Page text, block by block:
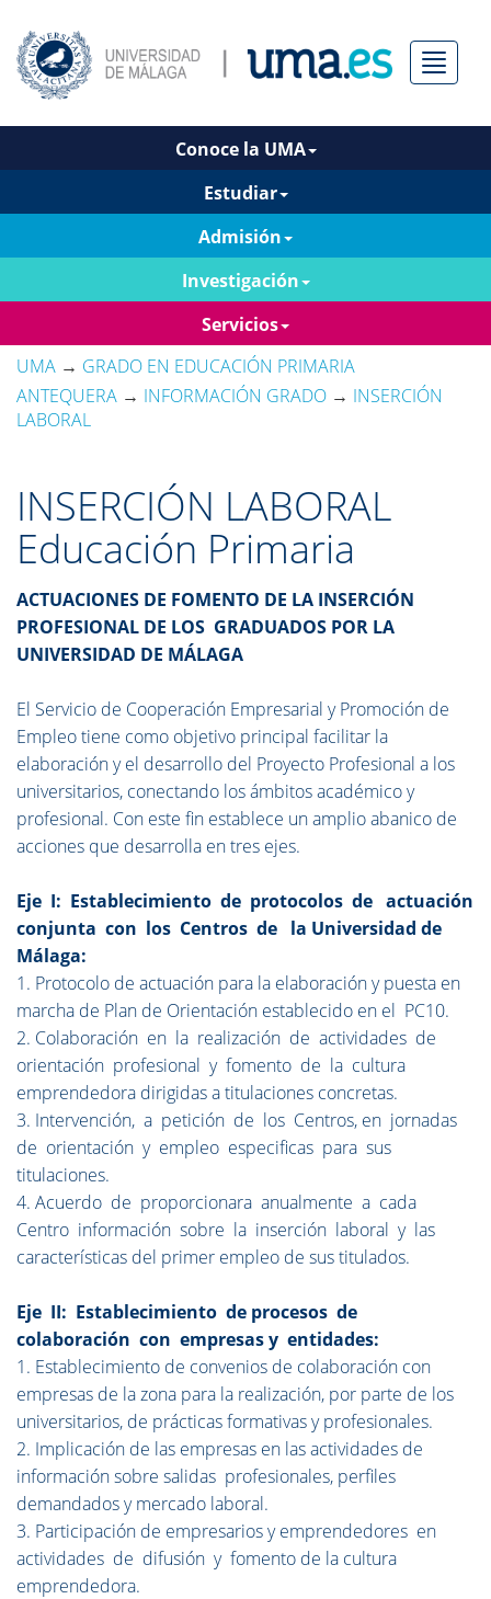
Menú
Conoce la UMA
Estudiar
Admisión
Investigación
Servicios
UMA → GRADO EN EDUCACIÓN PRIMARIA
ANTEQUERA → INFORMACIÓN GRADO → INSERCIÓN
LABORAL
INSERCIÓN LABORAL
Educación Primaria
ACTUACIONES DE FOMENTO DE LA INSERCIÓN
PROFESIONAL DE LOS GRADUADOS POR LA
UNIVERSIDAD DE MÁLAGA
El Servicio de Cooperación Empresarial y Promoción de
Empleo tiene como objetivo principal facilitar la
elaboración y el desarrollo del Proyecto Profesional a los
universitarios, conectando los ámbitos académico y
profesional. Con este fin establece un amplio abanico de
acciones que desarrolla en tres ejes.
Eje I: Establecimiento de protocolos de actuación
conjunta con los Centros de la Universidad de
Málaga:
1. Protocolo de actuación para la elaboración y puesta en
marcha de Plan de Orientación establecido en el PC10.
2. Colaboración en la realización de actividades de
orientación profesional y fomento de la cultura
emprendedora dirigidas a titulaciones concretas.
3. Intervención, a petición de los Centros, en jornadas
de orientación y empleo especificas para sus
titulaciones.
4. Acuerdo de proporcionara anualmente a cada
Centro información sobre la inserción laboral y las
características del primer empleo de sus titulados.
Eje II: Establecimiento de procesos de
colaboración con empresas y entidades:
1. Establecimiento de convenios de colaboración con
empresas de la zona para la realización, por parte de los
universitarios, de prácticas formativas y profesionales.
2. Implicación de las empresas en las actividades de
información sobre salidas profesionales, perfiles
demandados y mercado laboral.
3. Participación de empresarios y emprendedores en
actividades de difusión y fomento de la cultura
emprendedora.